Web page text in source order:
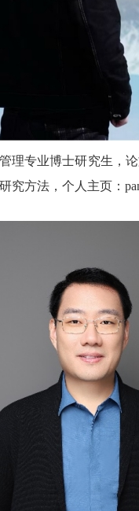
理专业博士研究生，
方法，个人主页：